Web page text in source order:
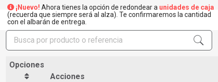
¡Nuevo! Ahora tienes la opción de redondear a unidades de caja
(recuerda que siempre será al alza). Te confirmaremos la cantidad
con el albarán de entrega.
Opciones
Acciones